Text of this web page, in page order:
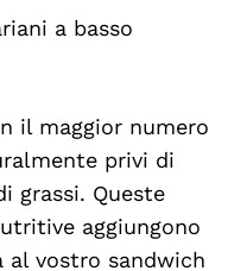
a basso
il maggior numero
privi di
grassi. Queste
aggiungono
al vostro sandwich